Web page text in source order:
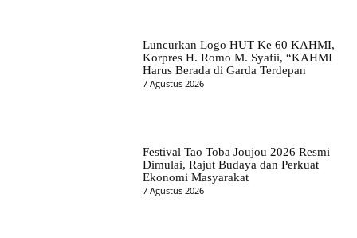
Luncurkan Logo HUT Ke 60 KAHMI,
Korpres H. Romo M. Syafii, “KAHMI
Harus Berada di Garda Terdepan
7 Agustus 2026
Festival Tao Toba Joujou 2026 Resmi
Dimulai, Rajut Budaya dan Perkuat
Ekonomi Masyarakat
7 Agustus 2026